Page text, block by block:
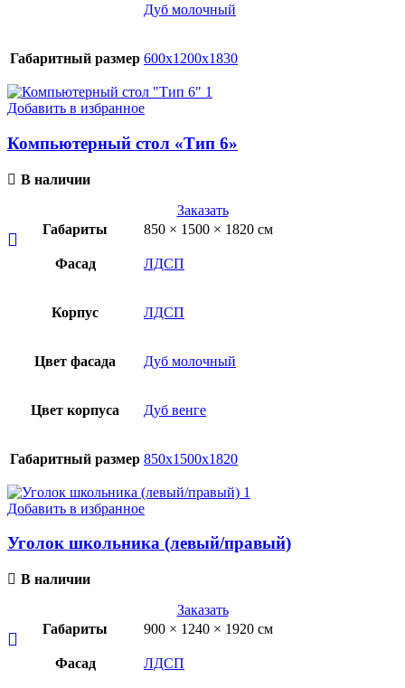
Дуб молочный
Габаритный размер 600х1200х1830
Добавить в избранное
Компьютерный стол «Тип 6»
В наличии
Заказать
Габариты
850 × 1500 × 1820 см
Фасад ЛДСП
Корпус ЛДСП
Цвет фасада Дуб молочный
Цвет корпуса Дуб венге
Габаритный размер 850х1500х1820
Добавить в избранное
Уголок школьника (левый/правый)
В наличии
Заказать
Габариты
900 × 1240 × 1920 см
Фасад ЛДСП